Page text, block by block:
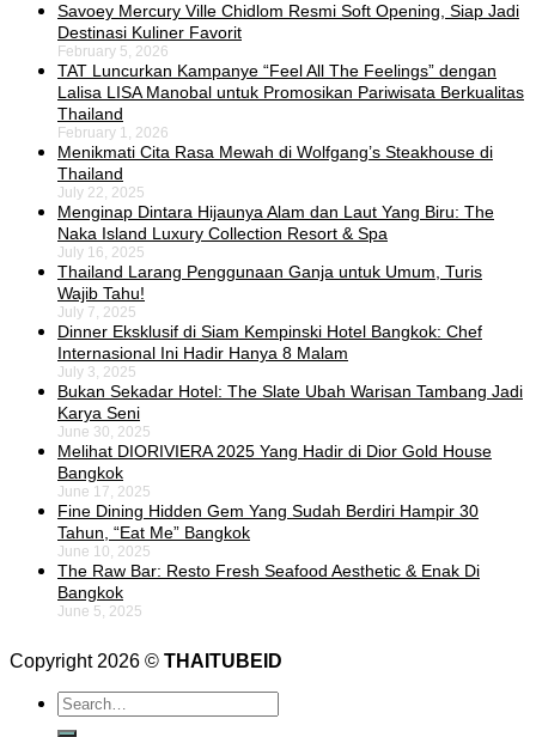
Savoey Mercury Ville Chidlom Resmi Soft Opening, Siap Jadi
Destinasi Kuliner Favorit
February 5, 2026
TAT Luncurkan Kampanye “Feel All The Feelings” dengan
Lalisa LISA Manobal untuk Promosikan Pariwisata Berkualitas
Thailand
February 1, 2026
Menikmati Cita Rasa Mewah di Wolfgang’s Steakhouse di
Thailand
July 22, 2025
Menginap Dintara Hijaunya Alam dan Laut Yang Biru: The
Naka Island Luxury Collection Resort & Spa
July 16, 2025
Thailand Larang Penggunaan Ganja untuk Umum, Turis
Wajib Tahu!
July 7, 2025
Dinner Eksklusif di Siam Kempinski Hotel Bangkok: Chef
Internasional Ini Hadir Hanya 8 Malam
July 3, 2025
Bukan Sekadar Hotel: The Slate Ubah Warisan Tambang Jadi
Karya Seni
June 30, 2025
Melihat DIORIVIERA 2025 Yang Hadir di Dior Gold House
Bangkok
June 17, 2025
Fine Dining Hidden Gem Yang Sudah Berdiri Hampir 30
Tahun, “Eat Me” Bangkok
June 10, 2025
The Raw Bar: Resto Fresh Seafood Aesthetic & Enak Di
Bangkok
June 5, 2025
Copyright 2026 © THAITUBEID